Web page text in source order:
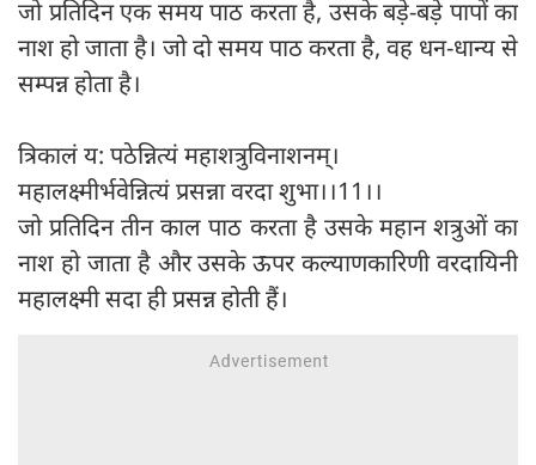
जो प्रतिदिन एक समय पाठ करता है, उसके बड़े-बड़े पापों का
नाश हो जाता है। जो दो समय पाठ करता है, वह धन-धान्य से
सम्पन्न होता है।
त्रिकालं य: पठेन्नित्यं महाशत्रुविनाशनम्।
महालक्ष्मीर्भवेन्नित्यं प्रसन्ना वरदा शुभा।।11।।
जो प्रतिदिन तीन काल पाठ करता है उसके महान शत्रुओं का
नाश हो जाता है और उसके ऊपर कल्याणकारिणी वरदायिनी
महालक्ष्मी सदा ही प्रसन्न होती हैं।